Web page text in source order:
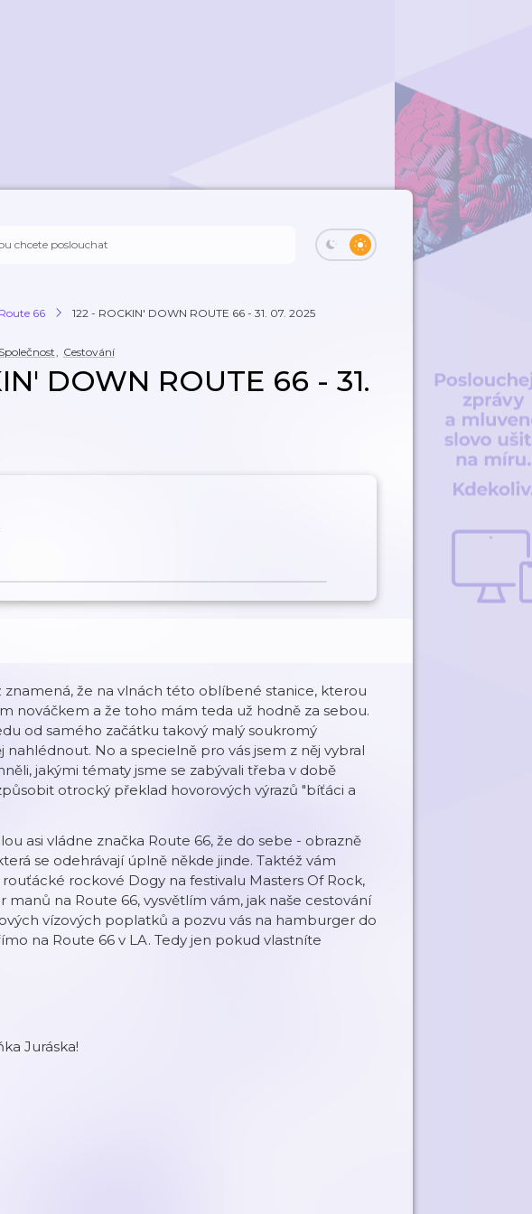
66 122 - ROCKIN' DOWN ROUTE 66 - 31. 07. 2025
Společnost, Cestování
DOWN ROUTE 66 - 31.
znamená, že na vlnách této oblíbené stanice, kterou
nováčkem a že toho mám teda už hodně za sebou.
od samého začátku takový malý soukromý
No a specielně pro vás jsem z něj vybral
jakými tématy jsme se zabývali třeba v době
otrocký překlad hovorových výrazů "bíťáci a
asi vládne značka Route 66, že do sebe - obrazně
se odehrávají úplně někde jinde. Taktéž vám
rockové Dogy na festivalu Masters Of Rock,
na Route 66, vysvětlím vám, jak naše cestování
vízových poplatků a pozvu vás na hamburger do
na Route 66 v LA. Tedy jen pokud vlastníte
Juráska!